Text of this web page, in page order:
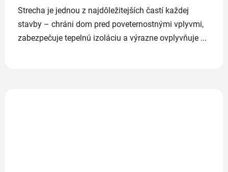
Strecha je jednou z najdôležitejších častí každej
stavby – chráni dom pred poveternostnými vplyvmi,
zabezpečuje tepelnú izoláciu a výrazne ovplyvňuje ...